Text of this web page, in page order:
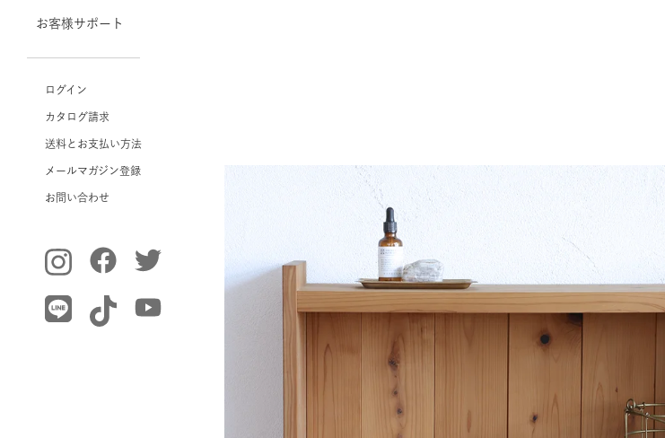
お客様サポート
ログイン
カタログ請求
送料とお支払い方法
メールマガジン登録
お問い合わせ